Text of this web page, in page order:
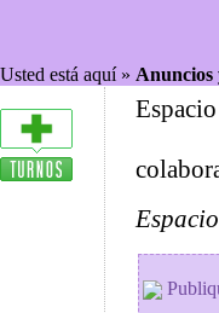
Usted está aquí » Anuncios
Espacio